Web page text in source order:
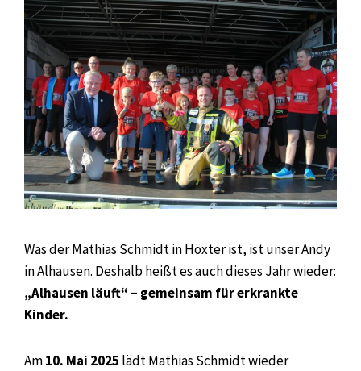
Was der Mathias Schmidt in Höxter ist, ist unser Andy
in Alhausen. Deshalb heißt es auch dieses Jahr wieder:
„Alhausen läuft“ – gemeinsam für erkrankte
Kinder.
Am10. Mai 2025 lädt Mathias Schmidt wieder